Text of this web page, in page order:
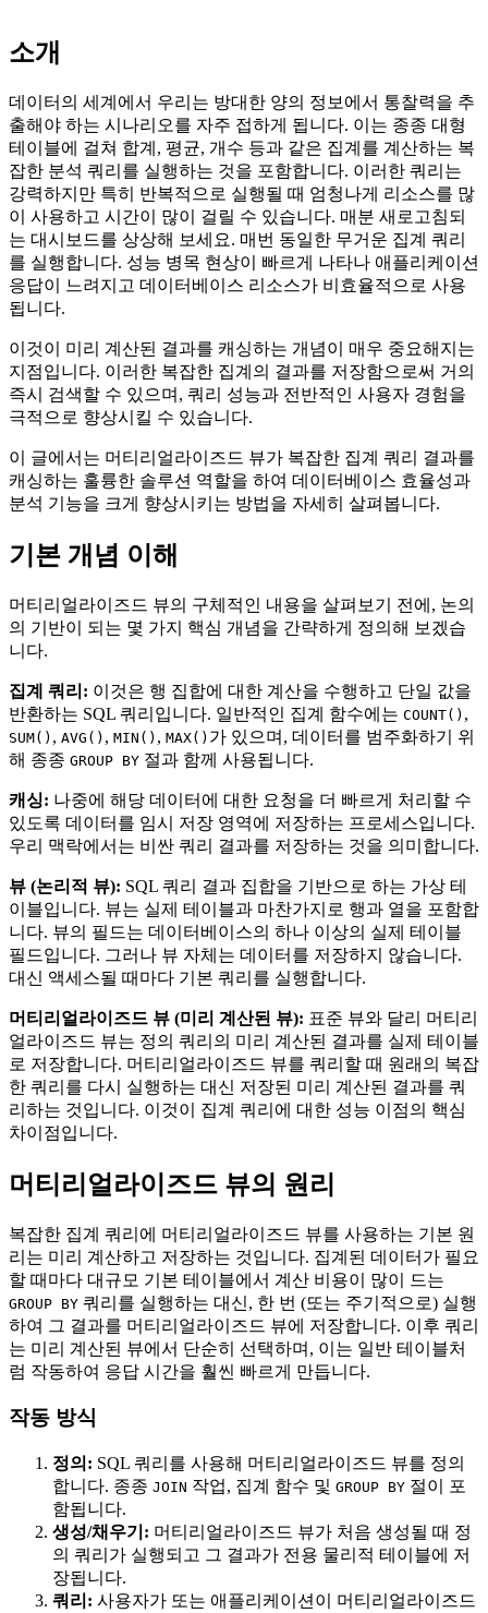
소개
데이터의 세계에서 우리는 방대한 양의 정보에서 통찰력을 추
출해야 하는 시나리오를 자주 접하게 됩니다. 이는 종종 대형
테이블에 걸쳐 합계, 평균, 개수 등과 같은 집계를 계산하는 복
잡한 분석 쿼리를 실행하는 것을 포함합니다. 이러한 쿼리는
강력하지만 특히 반복적으로 실행될 때 엄청나게 리소스를 많
이 사용하고 시간이 많이 걸릴 수 있습니다. 매분 새로고침되
는 대시보드를 상상해 보세요. 매번 동일한 무거운 집계 쿼리
를 실행합니다. 성능 병목 현상이 빠르게 나타나 애플리케이션
응답이 느려지고 데이터베이스 리소스가 비효율적으로 사용
됩니다.
이것이 미리 계산된 결과를 캐싱하는 개념이 매우 중요해지는
지점입니다. 이러한 복잡한 집계의 결과를 저장함으로써 거의
즉시 검색할 수 있으며, 쿼리 성능과 전반적인 사용자 경험을
극적으로 향상시킬 수 있습니다.
이 글에서는 머티리얼라이즈드 뷰가 복잡한 집계 쿼리 결과를
캐싱하는 훌륭한 솔루션 역할을 하여 데이터베이스 효율성과
분석 기능을 크게 향상시키는 방법을 자세히 살펴봅니다.
기본 개념 이해
머티리얼라이즈드 뷰의 구체적인 내용을 살펴보기 전에, 논의
의 기반이 되는 몇 가지 핵심 개념을 간략하게 정의해 보겠습
니다.
집계 쿼리: 이것은 행 집합에 대한 계산을 수행하고 단일 값을
반환하는 SQL 쿼리입니다. 일반적인 집계 함수에는 COUNT() ,
SUM() , AVG() , MIN() , MAX() 가 있으며, 데이터를 범주화하기 위
해 종종 GROUP BY 절과 함께 사용됩니다.
캐싱: 나중에 해당 데이터에 대한 요청을 더 빠르게 처리할 수
있도록 데이터를 임시 저장 영역에 저장하는 프로세스입니다.
우리 맥락에서는 비싼 쿼리 결과를 저장하는 것을 의미합니다.
뷰 (논리적 뷰): SQL 쿼리 결과 집합을 기반으로 하는 가상 테
이블입니다. 뷰는 실제 테이블과 마찬가지로 행과 열을 포함합
니다. 뷰의 필드는 데이터베이스의 하나 이상의 실제 테이블
필드입니다. 그러나 뷰 자체는 데이터를 저장하지 않습니다.
대신 액세스될 때마다 기본 쿼리를 실행합니다.
머티리얼라이즈드 뷰 (미리 계산된 뷰): 표준 뷰와 달리 머티리
얼라이즈드 뷰는 정의 쿼리의 미리 계산된 결과를 실제 테이블
로 저장합니다. 머티리얼라이즈드 뷰를 쿼리할 때 원래의 복잡
한 쿼리를 다시 실행하는 대신 저장된 미리 계산된 결과를 쿼
리하는 것입니다. 이것이 집계 쿼리에 대한 성능 이점의 핵심
차이점입니다.
머티리얼라이즈드 뷰의 원리
복잡한 집계 쿼리에 머티리얼라이즈드 뷰를 사용하는 기본 원
리는 미리 계산하고 저장하는 것입니다. 집계된 데이터가 필요
할 때마다 대규모 기본 테이블에서 계산 비용이 많이 드는
GROUP BY 쿼리를 실행하는 대신, 한 번 (또는 주기적으로) 실행
하여 그 결과를 머티리얼라이즈드 뷰에 저장합니다. 이후 쿼리
는 미리 계산된 뷰에서 단순히 선택하며, 이는 일반 테이블처
럼 작동하여 응답 시간을 훨씬 빠르게 만듭니다.
작동 방식
정의: SQL 쿼리를 사용해 머티리얼라이즈드 뷰를 정의
합니다. 종종 JOIN 작업, 집계 함수 및 GROUP BY 절이 포
함됩니다.
생성/채우기: 머티리얼라이즈드 뷰가 처음 생성될 때 정
의 쿼리가 실행되고 그 결과가 전용 물리적 테이블에 저
장됩니다.
쿼리: 사용자가 또는 애플리케이션이 머티리얼라이즈드